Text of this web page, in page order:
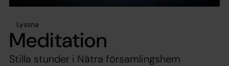
Lyssna
Meditation
Stilla stunder i Nätra församlingshem